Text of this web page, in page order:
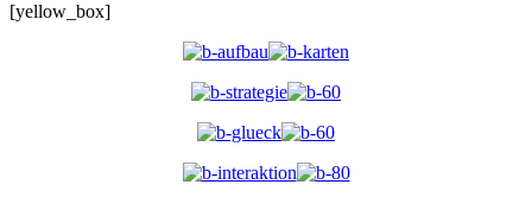
[yellow_box]